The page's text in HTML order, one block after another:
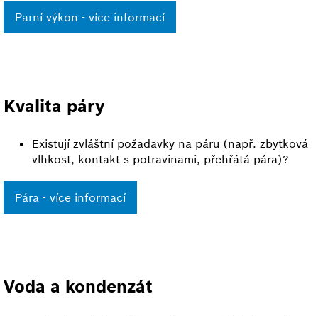
Parní výkon - více informací
Kvalita páry
Existují zvláštní požadavky na páru (např. zbytková
vlhkost, kontakt s potravinami, přehřátá pára)?
Pára - více informací
Voda a kondenzát